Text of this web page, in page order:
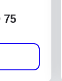
75